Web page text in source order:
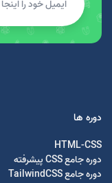
دوره ها
HTML-CSS
دوره جامع CSS پیشرفته
دوره جامع TailwindCSS